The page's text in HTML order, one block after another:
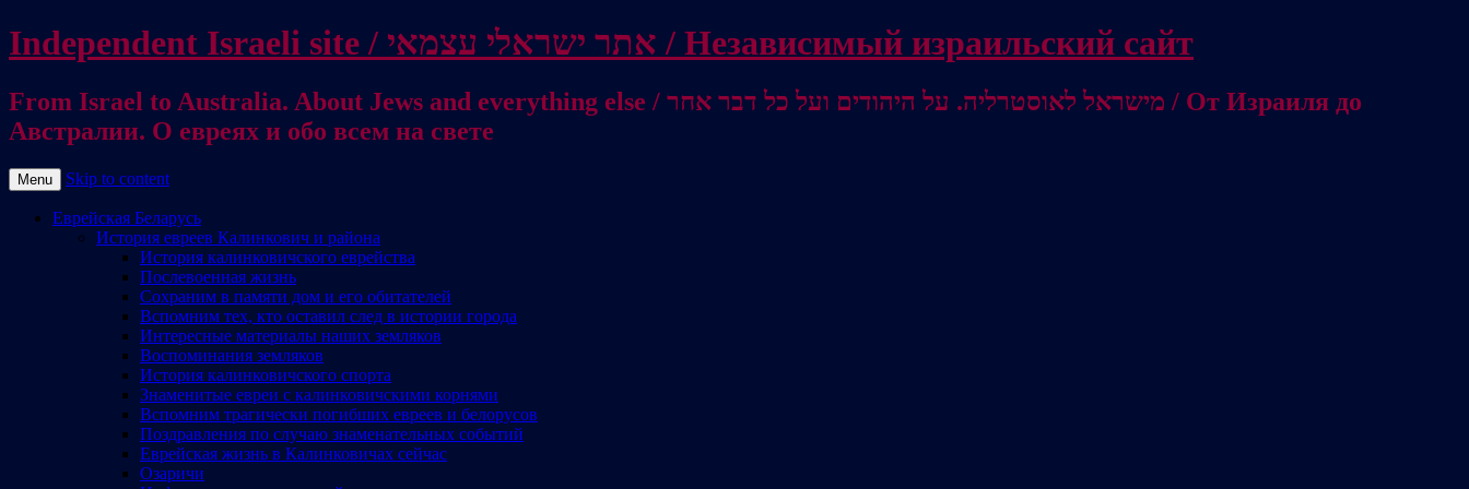
Independent Israeli site / אתר ישראלי עצמאי / Независимый израильский сайт
From Israel to Australia. About Jews and everything else / מישראל לאוסטרליה. על היהודים ועל כל דבר אחר / От Израиля до
Австралии. О евреях и обо всем на свете
Menu Skip to content
Еврейская Беларусь
История евреев Калинкович и района
История калинковичского еврейства
Послевоенная жизнь
Сохраним в памяти дом и его обитателей
Вспомним тех, кто оставил след в истории города
Интересные материалы наших земляков
Воспоминания земляков
История калинковичского спорта
Знаменитые евреи с калинковичскими корнями
Вспомним трагически погибших евреев и белорусов
Поздравления по случаю знаменательных событий
Еврейская жизнь в Калинковичах сейчас
Озаричи